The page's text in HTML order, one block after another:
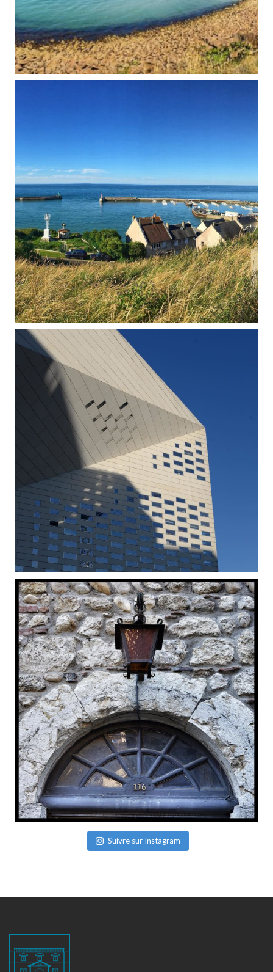
Suivre sur Instagram